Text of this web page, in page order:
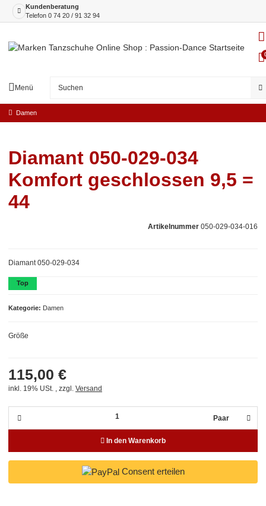
Kundenberatung
Telefon 0 74 20 / 91 32 94
Menü
Damen
Top
Diamant 050-029-034
Komfort geschlossen 9,5 =
44
Artikelnummer 050-029-034-016
Kategorie Damen
Diamant 050-029-034
Größe
115,00 €
inkl. 19% USt. , zzgl. Versand
Paar
In den Warenkorb
Consent erteilen